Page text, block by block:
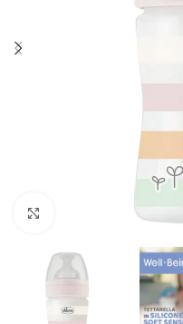
Cliquez pour agrandir